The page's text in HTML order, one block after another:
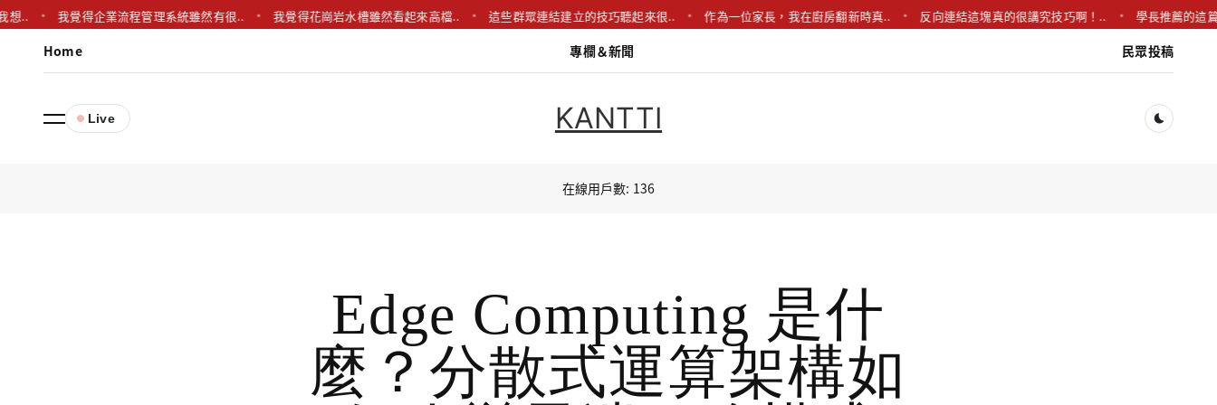
我覺得企業流程管理系統雖然有很.. 我覺得花崗岩水槽雖然看起來高檔.. 這些群眾連結建立的技巧聽起來很.. 作為一位家長，我在廚房翻新時真.. 反向連結這塊真的很講究技巧啊！.. 學長推薦的這篇真的
Home 專欄＆新聞 民眾投稿
Live KANTTI
在線用戶數: 136
Edge Computing 是什
麼？分散式運算架構如